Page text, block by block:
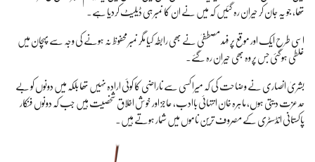
تھا، جو یہ جان کر حیران رہ گئیں کہ میں نے ان کا نمبر ہی ڈیلیٹ کردیا ہے۔
اسی طرح ایک اور موقع پر فہد مصطفیٰ نے بھی رابطہ کیا مگر نمبر محفوظ نہ ہونے کی وجہ سے پہچان میں
غلطی ہوگئی جس پر وہ بھی حیران رہ گئے۔
بشریٰ انصاری نے وضاحت کی کہ میرا کسی سے ناراضی کا کوئی ارادہ نہیں تھا بلکہ میں دونوں کو بے
حد عزت دیتی ہوں، ماہرہ خان انتہائی باادب، عاجز اور خوش اخلاق شخصیت ہیں جب کہ دونوں فنکار
پاکستانی انڈسٹری کے مصروف ترین ناموں میں شمار ہوتے ہیں۔